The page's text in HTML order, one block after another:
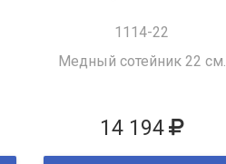
1114-22
Медный сотейник 22 см.
14 194